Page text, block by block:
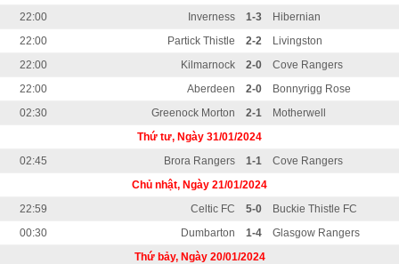
22:00
Inverness 1-3
Hibernian
22:00
Partick Thistle 2-2
Livingston
22:00
Kilmarnock 2-0
Cove Rangers
22:00
Aberdeen 2-0
Bonnyrigg Rose
02:30
Greenock Morton 2-1
Motherwell
Thứ tư, Ngày 31/01/2024
02:45
Brora Rangers 1-1
Cove Rangers
Chủ nhật, Ngày 21/01/2024
22:59
Celtic FC 5-0
Buckie Thistle FC
00:30
Dumbarton 1-4
Glasgow Rangers
Thứ bảy, Ngày 20/01/2024